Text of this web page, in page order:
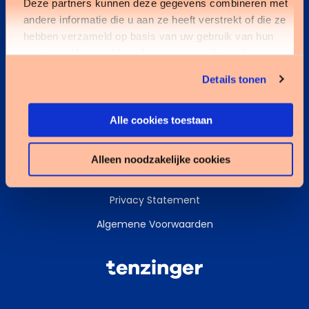
Deze partners kunnen deze gegevens combineren met
andere informatie die u aan ze heeft verstrekt of die ze
hebben verzameld op basis van uw gebruik van hun
services. U gaat akkoord met onze cookies als u onze
Details tonen
Alle cookies toestaan
Alleen noodzakelijke cookies
Kennisbank
Services
Cookies
Privacy Statement
Algemene Voorwaarden
Tenzinger